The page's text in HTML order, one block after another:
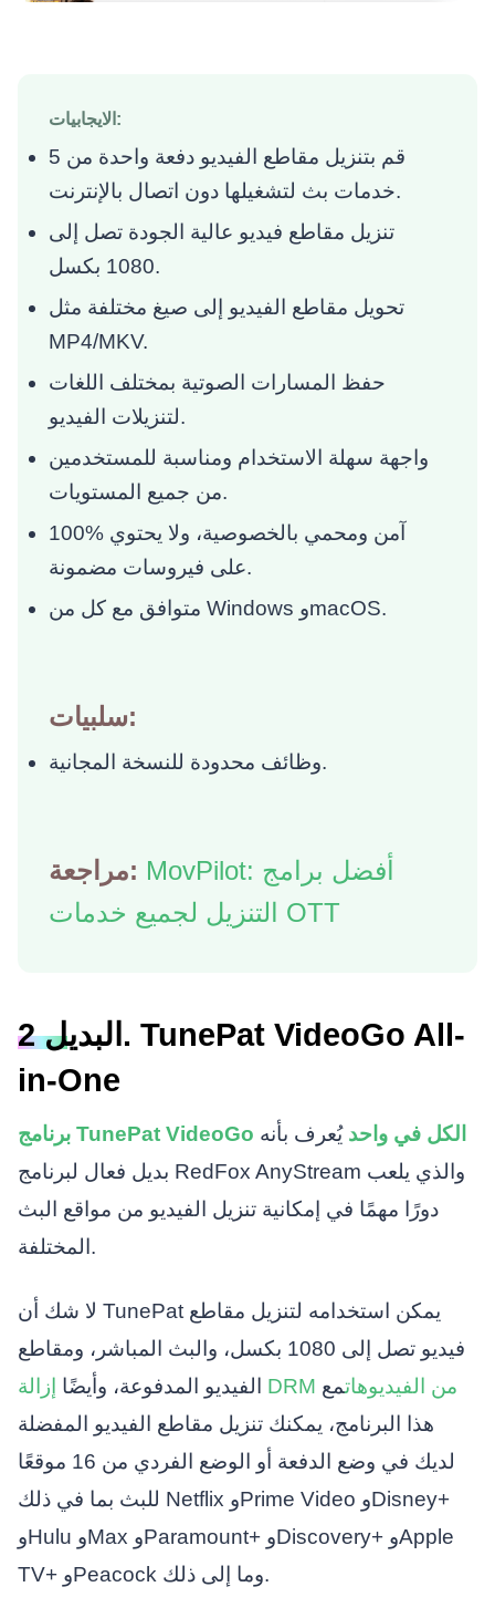
الايجابيات:
قم بتنزيل مقاطع الفيديو دفعة واحدة من 5
خدمات بث لتشغيلها دون اتصال بالإنترنت.
تنزيل مقاطع فيديو عالية الجودة تصل إلى
1080 بكسل.
تحويل مقاطع الفيديو إلى صيغ مختلفة مثل
MP4/MKV.
حفظ المسارات الصوتية بمختلف اللغات
لتنزيلات الفيديو.
واجهة سهلة الاستخدام ومناسبة للمستخدمين
من جميع المستويات.
100% آمن ومحمي بالخصوصية، ولا يحتوي
على فيروسات مضمونة.
متوافق مع كل من Windows وmacOS.
سلبيات:
وظائف محدودة للنسخة المجانية.
مراجعة: MovPilot: أفضل برامج
التنزيل لجميع خدمات OTT
البديل 2. TunePat VideoGo All-
in-One
برنامج TunePat VideoGo الكل في واحد يُعرف بأنه
بديل فعال لبرنامج RedFox AnyStream والذي يلعب
دورًا مهمًا في إمكانية تنزيل الفيديو من مواقع البث
المختلفة.
لا شك أن TunePat يمكن استخدامه لتنزيل مقاطع
فيديو تصل إلى 1080 بكسل، والبث المباشر، ومقاطع
الفيديو المدفوعة، وأيضًا
إزالة DRM من الفيديوهاتمع
هذا البرنامج، يمكنك تنزيل مقاطع الفيديو المفضلة
لديك في وضع الدفعة أو الوضع الفردي من 16 موقعًا
للبث بما في ذلك Netflix وPrime Video وDisney+
وHulu وMax وParamount+ وDiscovery+ وApple
TV+ وPeacock وما إلى ذلك.